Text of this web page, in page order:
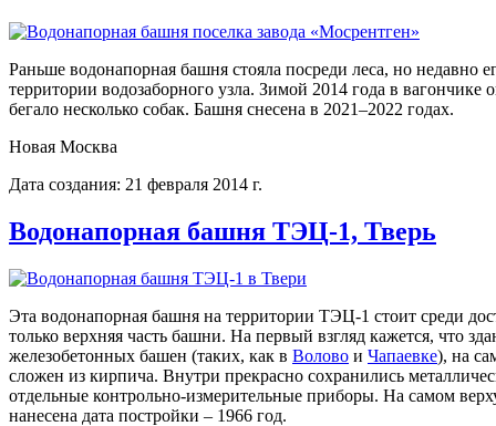
Раньше водонапорная башня стояла посреди леса, но недавно
территории водозаборного узла. Зимой 2014 года в
бегало несколько собак. Башня снесена в 2021–2022 годах.
Новая Москва
Дата создания: 21 февраля 2014 г.
Водонапорная башня ТЭЦ-1, Тверь
Эта водонапорная башня на территории ТЭЦ-1 стоит среди
только верхняя часть башни. На первый взгляд кажется, что
железобетонных башен (таких, как в Волово и Чапаевке), на
сложен из кирпича. Внутри прекрасно сохранились
отдельные контрольно-измерительные приборы. На самом
нанесена дата постройки – 1966 год.